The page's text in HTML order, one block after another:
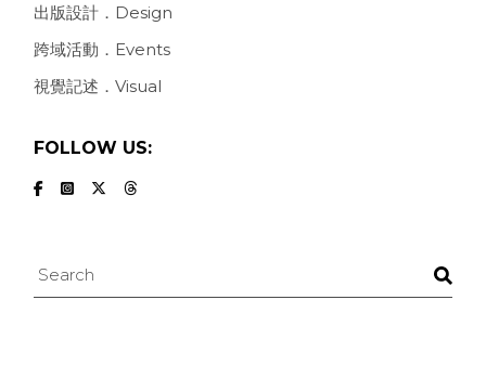
出版設計．Design
跨域活動．Events
視覺記述．Visual
FOLLOW US:
Search